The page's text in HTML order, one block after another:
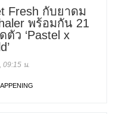
Fresh กับยาดม
พร้อมกัน 21
ว ‘Pastel x
น.